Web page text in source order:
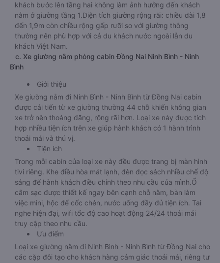
khách bước lên tầng hai không làm ảnh hưởng đến khách
nằm ở giường tầng 1.Diện tích giường rộng rãi: chiều dài 1,8
đến 1,9m còn chiều rộng gấp rưỡi so với giường thông
thường nên phù hợp với cả du khách nước ngoài lẫn du
khách Việt Nam.
c. Xe giường nằm phòng cabin Đồng Nai Ninh Bình - Ninh
Bình
Giới thiệu
Xe giường nằm đi Ninh Bình - Ninh Bình từ Đồng Nai cabin
được cải tiến từ xe giường thường 44 chỗ khiến không gian
xe trở nên thoáng đãng, rộng rãi hơn. Loại xe này được tích
hợp nhiều tiện ích trên xe giúp hành khách có 1 hành trình
thoải mái và thú vị.
Tiện ích
Trong mỗi cabin của loại xe này đều được trang bị màn hình
tivi riêng. Khe điều hòa mát lạnh, đèn đọc sách nhiều chế độ
sáng để hành khách điều chỉnh theo nhu cầu của mình.Ổ
cắm sạc được thiết kế ngay bên cạnh chỗ nằm, bàn làm
việc mini, hộc để cốc chén, nước uống đầy đủ tiện ích. Tai
nghe hiện đại, wifi tốc độ cao hoạt động 24/24 thoải mái
truy cập theo nhu cầu.
Ưu điểm
Loại xe giường nằm đi Ninh Bình - Ninh Bình từ Đồng Nai cho
các cặp đôi tạo cho khách hàng cảm giác thoải mái, riêng tư